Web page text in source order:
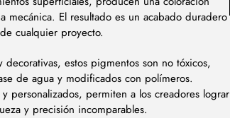
mecánica. El resultado es un acabado duradero
cualquier proyecto.
estos pigmentos son no tóxicos,
de agua y modificados con polímeros.
personalizados, permiten a los creadores lograr
y precisión incomparables.